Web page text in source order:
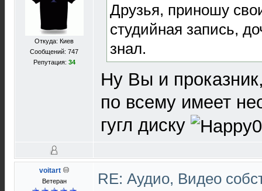
Откуда: Киев
Сообщений: 747
Репутация: 34
Друзья, приношу
студийная запись,
знал.
Ну Вы и
по всему имеет
гугл диску
voitart
Ветеран RE: Аудио, Видео